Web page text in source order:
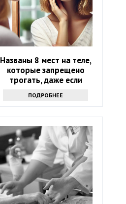
Названы 8 мест на теле,
которые запрещено
трогать, даже если
ПОДРОБНЕЕ